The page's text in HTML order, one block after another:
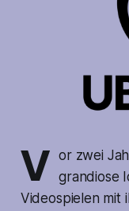
V or zwei
grandiose
Videospielen mit